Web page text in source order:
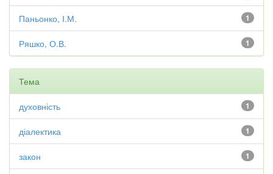
1
Паньонко, І.М.
1
Ряшко, О.В.
Тема
1
духовність
1
діалектика
1
закон